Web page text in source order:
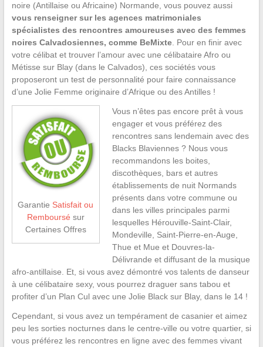
noire (Antillaise ou Africaine) Normande, vous pouvez aussi
vous renseigner sur les agences matrimoniales
spécialistes des rencontres amoureuses avec des femmes
noires Calvadosiennes, comme BeMixte. Pour en finir avec
votre célibat et trouver l’amour avec une célibataire Afro ou
Métisse sur Blay (dans le Calvados), ces sociétés vous
proposeront un test de personnalité pour faire connaissance
d’une Jolie Femme originaire d’Afrique ou des Antilles !
Garantie Satisfait ou
Remboursé sur
Certaines Offres
Vous n’êtes pas encore prêt à vous
engager et vous préférez des
rencontres sans lendemain avec des
Blacks Blaviennes ? Nous vous
recommandons les boites,
discothèques, bars et autres
établissements de nuit Normands
présents dans votre commune ou
dans les villes principales parmi
lesquelles Hérouville-Saint-Clair,
Mondeville, Saint-Pierre-en-Auge,
Thue et Mue et Douvres-la-
Délivrande et diffusant de la musique
afro-antillaise. Et, si vous avez démontré vos talents de danseur
à une célibataire sexy, vous pourrez draguer sans tabou et
profiter d’un Plan Cul avec une Jolie Black sur Blay, dans le 14 !
Cependant, si vous avez un tempérament de casanier et aimez
peu les sorties nocturnes dans le centre-ville ou votre quartier, si
vous préférez les rencontres en ligne avec des femmes vivant